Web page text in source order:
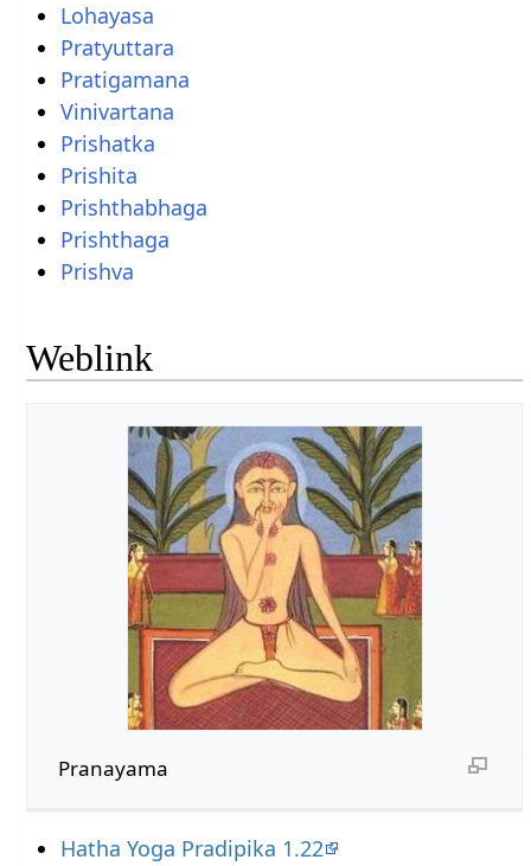
Lohayasa
Pratyuttara
Pratigamana
Vinivartana
Prishatka
Prishita
Prishthabhaga
Prishthaga
Prishva
Weblink
Pranayama
Hatha Yoga Pradipika 1.22